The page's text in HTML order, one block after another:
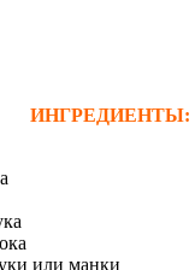
ИНГРЕДИЕНТЫ:
или манки